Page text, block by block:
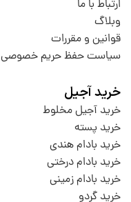
ارتباط با ما
وبلاگ
قوانین و مقررات
سیاست حفظ حریم خصوصی
خرید آجیل
خرید آجیل مخلوط
خرید پسته
خرید بادام هندی
خرید بادام درختی
خرید بادام زمینی
خرید گردو